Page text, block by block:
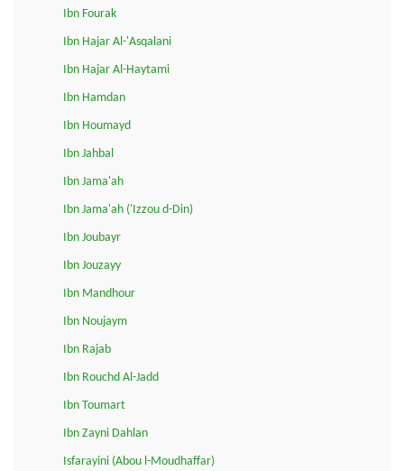
Ibn Fourak
Ibn Hajar Al-'Asqalani
Ibn Hajar Al-Haytami
Ibn Hamdan
Ibn Houmayd
Ibn Jahbal
Ibn Jama'ah
Ibn Jama'ah ('Izzou d-Din)
Ibn Joubayr
Ibn Jouzayy
Ibn Mandhour
Ibn Noujaym
Ibn Rajab
Ibn Rouchd Al-Jadd
Ibn Toumart
Ibn Zayni Dahlan
Isfarayini (Abou l-Moudhaffar)